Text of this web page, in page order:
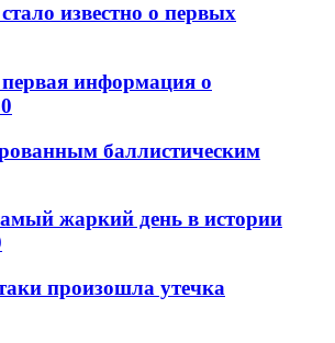
известно о первых
информация о
баллистическим
жаркий день в истории
произошла утечка